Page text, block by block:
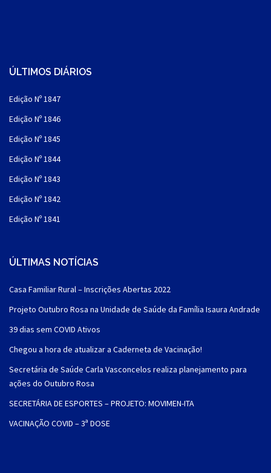
ÚLTIMOS DIÁRIOS
Edição Nº 1847
Edição Nº 1846
Edição Nº 1845
Edição Nº 1844
Edição Nº 1843
Edição Nº 1842
Edição Nº 1841
ÚLTIMAS NOTÍCIAS
Casa Familiar Rural – Inscrições Abertas 2022
Projeto Outubro Rosa na Unidade de Saúde da Família Isaura Andrade
39 dias sem COVID Ativos
Chegou a hora de atualizar a Caderneta de Vacinação!
Secretária de Saúde Carla Vasconcelos realiza planejamento para
ações do Outubro Rosa
SECRETÁRIA DE ESPORTES – PROJETO: MOVIMEN-ITA
VACINAÇÃO COVID – 3ª DOSE